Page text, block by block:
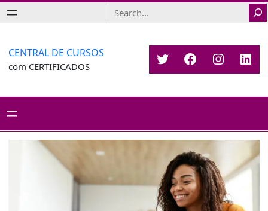
Saltar
para
conteúdo
Search
CENTRAL DE CURSOS
com CERTIFICADOS TwitterFacebook